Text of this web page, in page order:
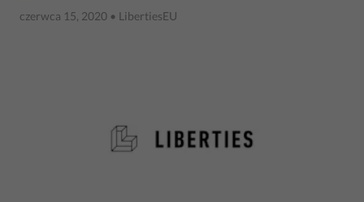
czerwca 15, 2020 • LibertiesEU